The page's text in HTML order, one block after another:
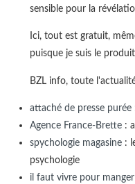
sensible pour la
Ici, tout est gratuit,
puisque je suis le produit
BZL info, toute
attaché de presse purée
Agence France-Brette:
spychologie magasine:
psychologie
il faut vivre pour manger